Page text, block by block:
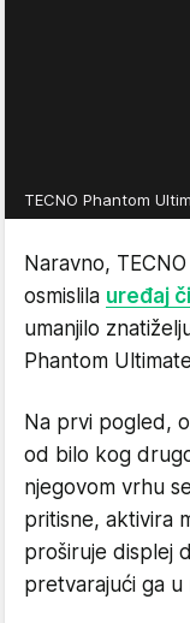
TECNO Phantom
Naravno,
osmislila uređaj
umanjilo
Phantom
Na prvi pogled,
od bilo kog
njegovom vrhu
pritisne, aktivira
proširuje displej
pretvarajući ga u